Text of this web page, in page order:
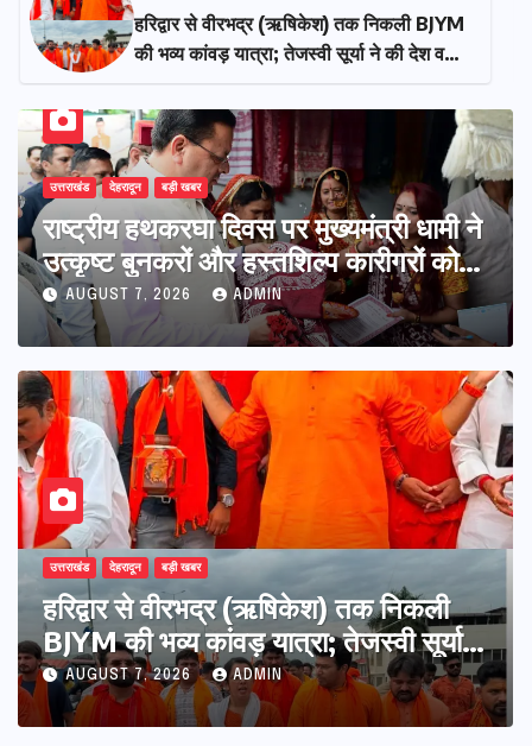
​हरिद्वार से वीरभद्र (ऋषिकेश) तक निकली BJYM
की भव्य कांवड़ यात्रा; तेजस्वी सूर्या ने की देश व
प्रदेशवासियों के कल्याण की कामना
उत्तराखंड देहरादून बड़ी खबर
राष्ट्रीय हथकरघा दिवस पर मुख्यमंत्री धामी ने
उत्कृष्ट बुनकरों और हस्तशिल्प कारीगरों को
किया सम्मानित
AUGUST 7, 2026 ADMIN
उत्तराखंड देहरादून बड़ी खबर
​हरिद्वार से वीरभद्र (ऋषिकेश) तक निकली
BJYM की भव्य कांवड़ यात्रा; तेजस्वी सूर्या ने
की देश व प्रदेशवासियों के कल्याण की कामना
AUGUST 7, 2026 ADMIN